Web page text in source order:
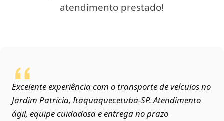
atendimento prestado!
Excelente experiência com o transporte de veículos no
Jardim Patrícia, Itaquaquecetuba‑SP. Atendimento
ágil, equipe cuidadosa e entrega no prazo